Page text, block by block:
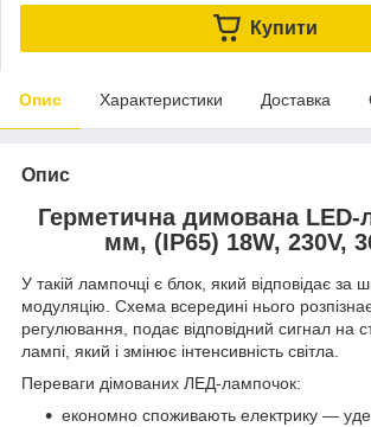
Купити
Опис Характеристики Доставка
Опис
Герметична димована LED-
мм, (IP65) 18W, 230V,
У такій лампочці є блок, який відповідає за
модуляцію. Схема всередині нього
регулювання, подає відповідний сигнал на
лампі, який і змінює інтенсивність світла.
Переваги дімованих ЛЕД-лампочок:
економно споживають електрику —